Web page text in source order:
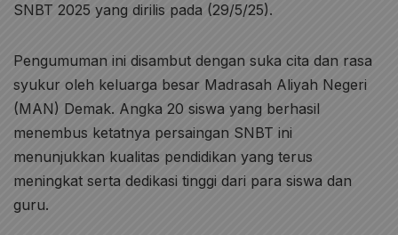
SNBT 2025 yang dirilis pada (29/5/25).
Pengumuman ini disambut dengan suka cita dan rasa
syukur oleh keluarga besar Madrasah Aliyah Negeri
(MAN) Demak. Angka 20 siswa yang berhasil
menembus ketatnya persaingan SNBT ini
menunjukkan kualitas pendidikan yang terus
meningkat serta dedikasi tinggi dari para siswa dan
guru.